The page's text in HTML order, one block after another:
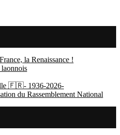
la Renaissance !
🇫🇷- 1936-2026-
du Rassemblement National